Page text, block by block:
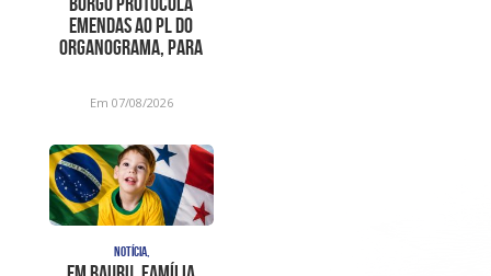
emendas ao PL do
organograma, para
apont
Em 07/08/2026
NOTÍCIA,